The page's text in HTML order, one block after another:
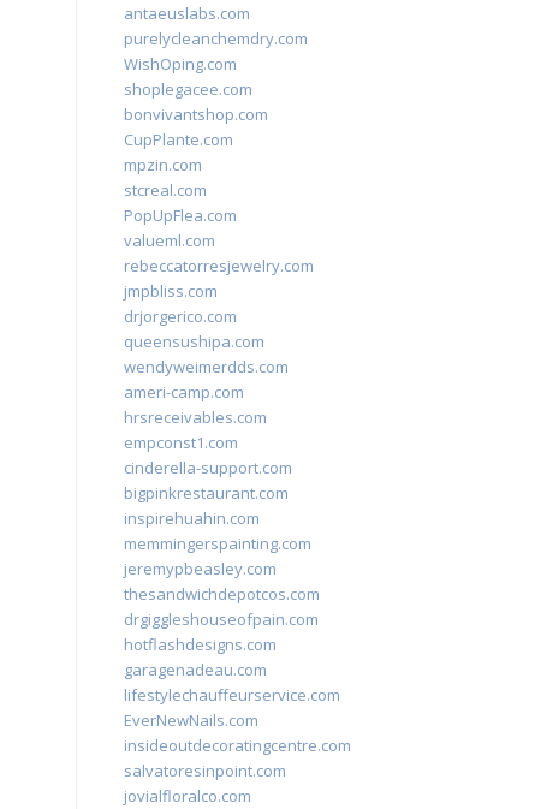
antaeuslabs.com
purelycleanchemdry.com
WishOping.com
shoplegacee.com
bonvivantshop.com
CupPlante.com
mpzin.com
stcreal.com
PopUpFlea.com
valueml.com
rebeccatorresjewelry.com
jmpbliss.com
drjorgerico.com
queensushipa.com
wendyweimerdds.com
ameri-camp.com
hrsreceivables.com
empconst1.com
cinderella-support.com
bigpinkrestaurant.com
inspirehuahin.com
memmingerspainting.com
jeremypbeasley.com
thesandwichdepotcos.com
drgiggleshouseofpain.com
hotflashdesigns.com
garagenadeau.com
lifestylechauffeurservice.com
EverNewNails.com
insideoutdecoratingcentre.com
salvatoresinpoint.com
jovialfloralco.com